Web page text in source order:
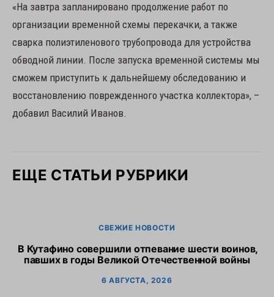
«На завтра запланировано продолжение работ по
организации временной схемы перекачки, а также
сварка полиэтиленового трубопровода для устройства
обводной линии. После запуска временной системы мы
сможем приступить к дальнейшему обследованию и
восстановлению поврежденного участка коллектора», –
добавил Василий Иванов.
ЕЩЕ СТАТЬИ РУБРИКИ
СВЕЖИЕ НОВОСТИ
В Кутафино совершили отпевание шести воинов,
павших в годы Великой Отечественной войны
6 АВГУСТА, 2026